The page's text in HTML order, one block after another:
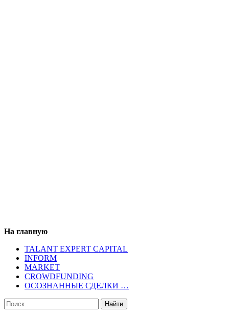
На главную
TALANT EXPERT CAPITAL
INFORM
MARKET
CROWDFUNDING
ОСОЗНАННЫЕ СДЕЛКИ …